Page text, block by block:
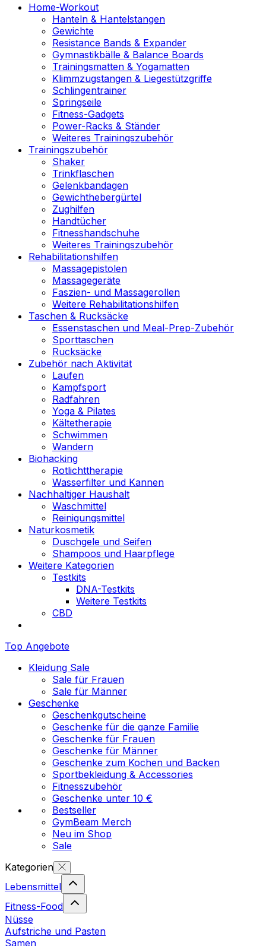
Home-Workout
Hanteln & Hantelstangen
Gewichte
Resistance Bands & Expander
Gymnastikbälle & Balance Boards
Trainingsmatten & Yogamatten
Klimmzugstangen & Liegestützgriffe
Schlingentrainer
Springseile
Fitness-Gadgets
Power-Racks & Ständer
Weiteres Trainingszubehör
Trainingszubehör
Shaker
Trinkflaschen
Gelenkbandagen
Gewichthebergürtel
Zughilfen
Handtücher
Fitnesshandschuhe
Weiteres Trainingszubehör
Rehabilitationshilfen
Massagepistolen
Massagegeräte
Faszien- und Massagerollen
Weitere Rehabilitationshilfen
Taschen & Rucksäcke
Essenstaschen und Meal-Prep-Zubehör
Sporttaschen
Rucksäcke
Zubehör nach Aktivität
Laufen
Kampfsport
Radfahren
Yoga & Pilates
Kältetherapie
Schwimmen
Wandern
Biohacking
Rotlichttherapie
Wasserfilter und Kannen
Nachhaltiger Haushalt
Waschmittel
Reinigungsmittel
Naturkosmetik
Duschgele und Seifen
Shampoos und Haarpflege
Weitere Kategorien
Testkits
DNA-Testkits
Weitere Testkits
CBD
Top Angebote
Kleidung Sale
Sale für Frauen
Sale für Männer
Geschenke
Geschenkgutscheine
Geschenke für die ganze Familie
Geschenke für Frauen
Geschenke für Männer
Geschenke zum Kochen und Backen
Sportbekleidung & Accessories
Fitnesszubehör
Geschenke unter 10 €
Bestseller
GymBeam Merch
Neu im Shop
Sale
Kategorien
Lebensmittel
Fitness-Food
Nüsse
Aufstriche und Pasten
Samen